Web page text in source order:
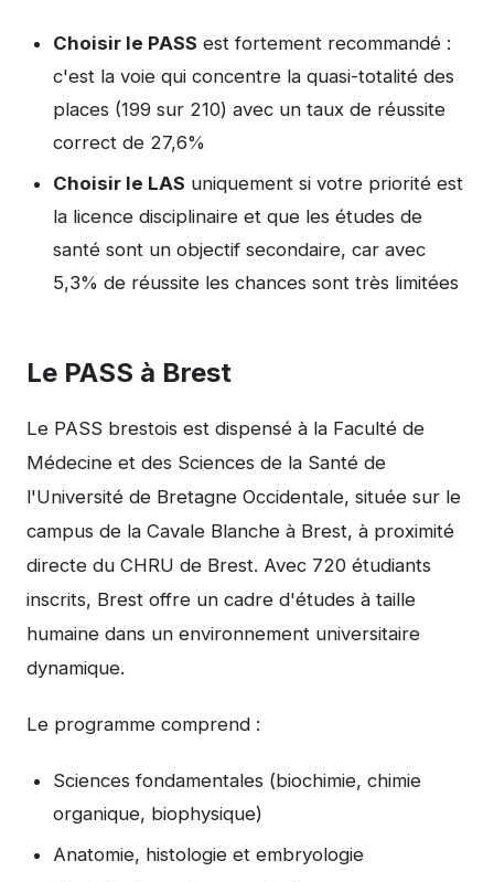
Choisir le PASS est fortement recommandé :
c'est la voie qui concentre la quasi-totalité des
places (199 sur 210) avec un taux de réussite
correct de 27,6%
Choisir le LAS uniquement si votre priorité est
la licence disciplinaire et que les études de
santé sont un objectif secondaire, car avec
5,3% de réussite les chances sont très limitées
Le PASS à Brest
Le PASS brestois est dispensé à la Faculté de
Médecine et des Sciences de la Santé de
l'Université de Bretagne Occidentale, située sur le
campus de la Cavale Blanche à Brest, à proximité
directe du CHRU de Brest. Avec 720 étudiants
inscrits, Brest offre un cadre d'études à taille
humaine dans un environnement universitaire
dynamique.
Le programme comprend :
Sciences fondamentales (biochimie, chimie
organique, biophysique)
Anatomie, histologie et embryologie